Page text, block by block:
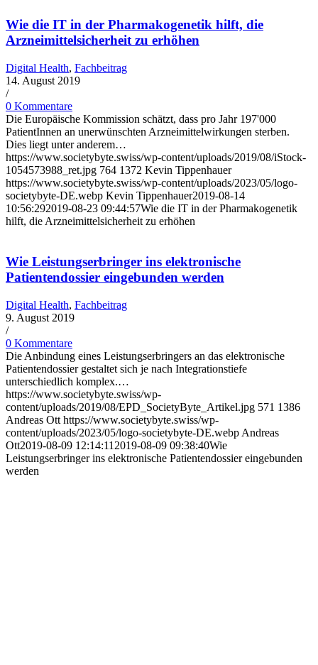
Wie die IT in der Pharmakogenetik hilft, die
Arzneimittelsicherheit zu erhöhen
Digital Health, Fachbeitrag
14. August 2019
/
0 Kommentare
Die Europäische Kommission schätzt, dass pro Jahr 197'000
PatientInnen an unerwünschten Arzneimittelwirkungen sterben.
Dies liegt unter anderem…
https://www.societybyte.swiss/wp-content/uploads/2019/08/iStock-
1054573988_ret.jpg 764 1372 Kevin Tippenhauer
https://www.societybyte.swiss/wp-content/uploads/2023/05/logo-
societybyte-DE.webp Kevin Tippenhauer2019-08-14
10:56:292019-08-23 09:44:57Wie die IT in der Pharmakogenetik
hilft, die Arzneimittelsicherheit zu erhöhen
Wie Leistungserbringer ins elektronische
Patientendossier eingebunden werden
Digital Health, Fachbeitrag
9. August 2019
/
0 Kommentare
Die Anbindung eines Leistungserbringers an das elektronische
Patientendossier gestaltet sich je nach Integrationstiefe
unterschiedlich komplex.…
https://www.societybyte.swiss/wp-
content/uploads/2019/08/EPD_SocietyByte_Artikel.jpg 571 1386
Andreas Ott https://www.societybyte.swiss/wp-
content/uploads/2023/05/logo-societybyte-DE.webp Andreas
Ott2019-08-09 12:14:11 2019-08-09 09:38:40Wie
Leistungserbringer ins elektronische Patientendossier eingebunden
werden